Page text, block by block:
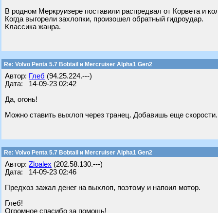
В родном Меркруизере поставили распредвал от Корвета и
Когда выгорели захлопки, произошел обратный гидроудар.
Классика жанра.
Re: Volvo Penta 5.7 Bobtail и Mercruiser Alpha1 Gen2
Автор: Глеб (94.25.224.---)
Дата: 14-09-23 02:42
Да, огонь!
Можно ставить выхлоп через транец. Добавишь еще
Re: Volvo Penta 5.7 Bobtail и Mercruiser Alpha1 Gen2
Автор: Zloalex (202.58.130.---)
Дата: 14-09-23 02:46
Предхоз зажал денег на выхлоп, поэтому и напоил мотор.
Глеб!
Огромное спасибо за помощь!